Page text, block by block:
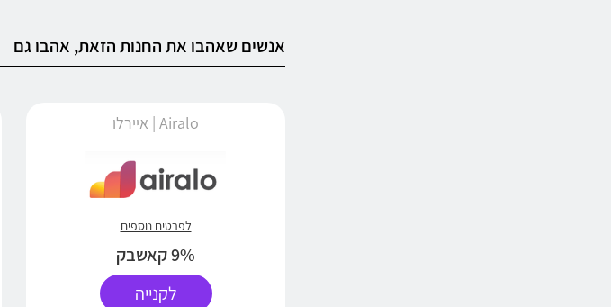
אנשים שאהבו את החנות הזאת, אהבו גם
Airalo | איירלו
לפרטים נוספים
9% קאשבק
לקנייה